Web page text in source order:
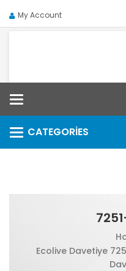
My Account
CATEGORIES
Categories
Ecolive Davetiye